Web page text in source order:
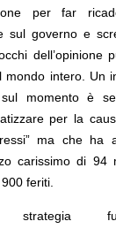
per far
sul governo e
dell’opinione
mondo intero. Un
momento è
per la
ma che ha
carissimo di 94
feriti.